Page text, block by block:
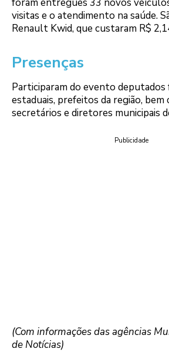
visitas e o atendimento na saúde.
Renault Kwid, que custaram R$
Presenças
Participaram do evento deputados
estaduais, prefeitos da região, bem
secretários e diretores municipais
Publicidade
(Com informações das agências
de Notícias)